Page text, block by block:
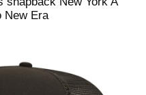
New Era